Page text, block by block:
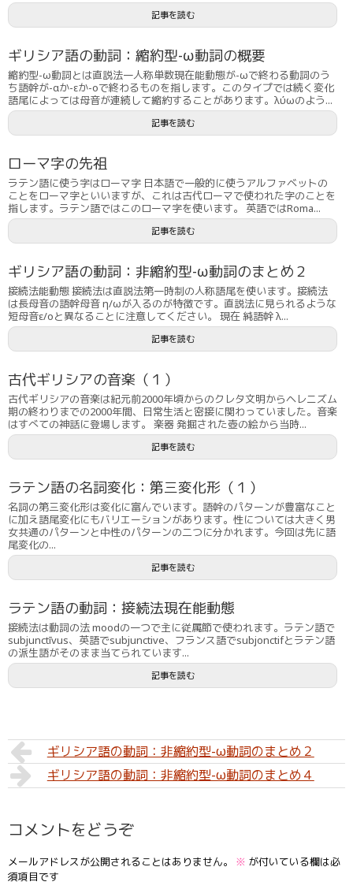
記事を読む
ギリシア語の動詞：縮約型-ω動詞の概要
縮約型-ω動詞とは直説法一人称単数現在能動態が-ωで終わる動詞のう
ち語幹が-αか-εか-οで終わるものを指します。このタイプでは続く変化
語尾によっては母音が連続して縮約することがあります。λύωのよう...
記事を読む
ローマ字の先祖
ラテン語に使う字はローマ字 日本語で一般的に使うアルファベットの
ことをローマ字といいますが、これは古代ローマで使われた字のことを
指します。ラテン語ではこのローマ字を使います。 英語ではRoma...
記事を読む
ギリシア語の動詞：非縮約型-ω動詞のまとめ２
接続法能動態 接続法は直説法第一時制の人称語尾を使います。接続法
は長母音の語幹母音 η/ωが入るのが特徴です。直説法に見られるような
短母音ε/οと異なることに注意してください。 現在 純語幹 λ...
記事を読む
古代ギリシアの音楽（１）
古代ギリシアの音楽は紀元前2000年頃からのクレタ文明からヘレニズム
期の終わりまでの2000年間、日常生活と密接に関わっていました。音楽
はすべての神話に登場します。 楽器 発掘された壺の絵から当時...
記事を読む
ラテン語の名詞変化：第三変化形（１）
名詞の第三変化形は変化に富んでいます。語幹のパターンが豊富なこと
に加え語尾変化にもバリエーションがあります。性については大きく男
女共通のパターンと中性のパターンの二つに分かれます。今回は先に語
尾変化の...
記事を読む
ラテン語の動詞：接続法現在能動態
接続法は動詞の法 moodの一つで主に従属節で使われます。ラテン語で
subjunctīvus、英語でsubjunctive、フランス語でsubjonctifとラテン語
の派生語がそのまま当てられています...
記事を読む
ギリシア語の動詞：非縮約型-ω動詞のまとめ２
ギリシア語の動詞：非縮約型-ω動詞のまとめ４
コメントをどうぞ
メールアドレスが公開されることはありません。 ※ が付いている欄は必
須項目です